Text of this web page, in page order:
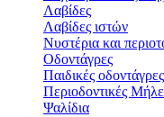
Λαβίδες
Λαβίδες ιστών
Νυστέρια και
Οδοντάγρες
Παιδικές οδοντάγρες
Περιοδοντικές
Ψαλίδια